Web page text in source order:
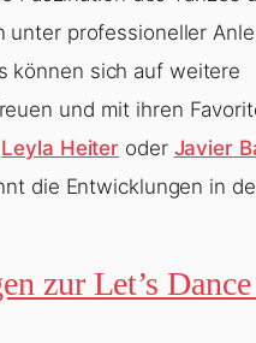
unter professioneller
können sich auf weitere
und mit ihren
Leyla Heiter oder Javier
die Entwicklungen in
zur Let’s